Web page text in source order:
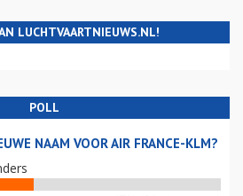
LUCHTVAARTNIEUWS.NL!
POLL
NAAM VOOR AIR FRANCE-KLM?